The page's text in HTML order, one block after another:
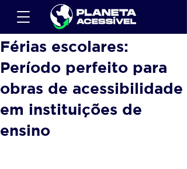
Férias escolares:
Período perfeito para
obras de acessibilidade
em instituições de
ensino